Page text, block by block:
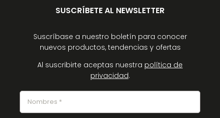
SUSCRÍBETE AL NEWSLETTER
Suscríbase a nuestro boletín para conocer
nuevos productos, tendencias y ofertas
Al suscribirte aceptas nuestra política de
privacidad.